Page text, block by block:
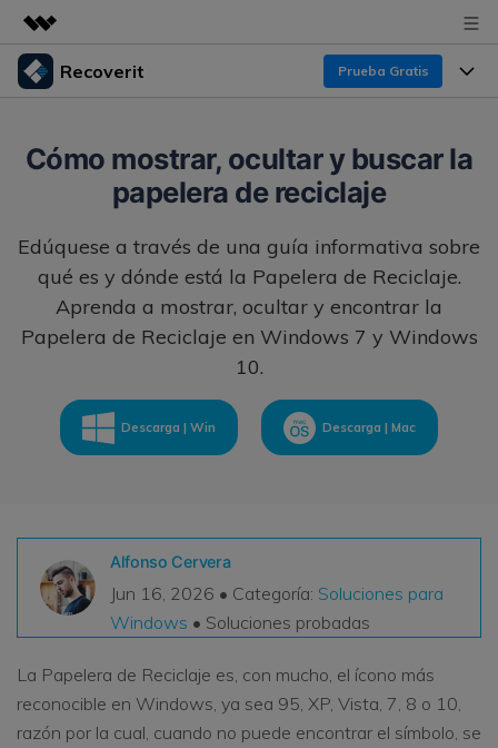
Productos destacados
Utilidades
Empresas
Quiénes somos
Sala de prensa
Tienda
Soporte
Recoverit Prueba Gratis
Recoverit para Windows
Líder en recuperación para Windows
Pruébalo Gratis
Recoverit para Mac
Recupera datos ilimitados del sistema Mac
Recoverit Gratis
Recupera datos perdidos/eliminados gratis
Pruébalo Gratis
Recuperar de Unidades
Recuperar Medios Borrados
Soluciones de Recuperación Exclusivas
Recuperar Documentos
Escenarios de Pérdida de Datos
Recursos
Por qué Recoverit
Historias de Clientes
search
Cómo mostrar, ocultar y buscar la
papelera de reciclaje
Edúquese a través de una guía informativa sobre
qué es y dónde está la Papelera de Reciclaje.
Aprenda a mostrar, ocultar y encontrar la
Papelera de Reciclaje en Windows 7 y Windows
10.
Descarga | Win Descarga | Mac
Alfonso Cervera
Jun 16, 2026 • Categoría: Soluciones para
Windows • Soluciones probadas
La Papelera de Reciclaje es, con mucho, el ícono más
reconocible en Windows, ya sea 95, XP, Vista, 7, 8 o 10,
razón por la cual, cuando no puede encontrar el símbolo, se